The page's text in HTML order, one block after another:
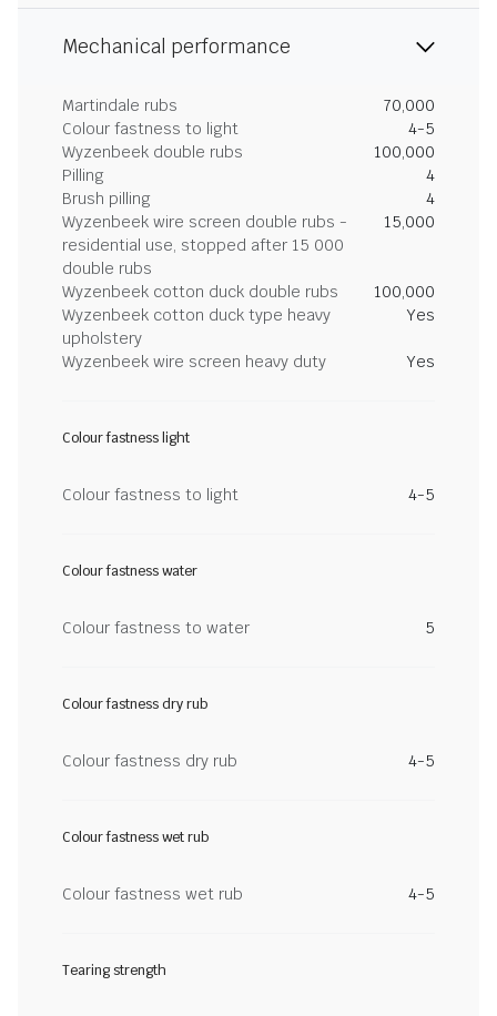
Mechanical performance
Martindale rubs
70,000
Colour fastness to light
4-5
Wyzenbeek double rubs
100,000
Pilling
4
Brush pilling
4
Wyzenbeek wire screen double rubs -
residential use, stopped after 15 000
double rubs
15,000
Wyzenbeek cotton duck double rubs
100,000
Wyzenbeek cotton duck type heavy
upholstery
Yes
Wyzenbeek wire screen heavy duty Yes
Colour fastness light
Colour fastness to light 4-5
Colour fastness water
Colour fastness to water 5
Colour fastness dry rub
Colour fastness dry rub 4-5
Colour fastness wet rub
Colour fastness wet rub 4-5
Tearing strength